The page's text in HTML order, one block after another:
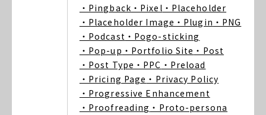
・Pingback ・Pixel ・Placeholder
・Placeholder Image ・Plugin ・PNG
・Podcast ・Pogo-sticking
・Pop-up ・Portfolio Site ・Post
・Post Type ・PPC ・Preload
・Pricing Page ・Privacy Policy
・Progressive Enhancement
・Proofreading ・Proto-persona